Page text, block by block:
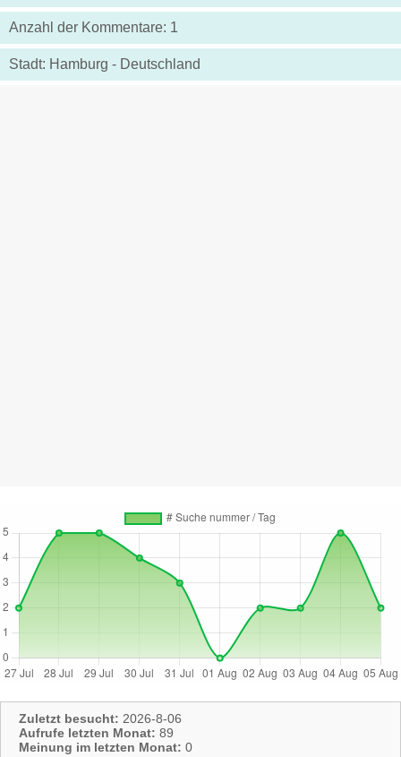
Anzahl der Kommentare: 1
Stadt: Hamburg - Deutschland
Zuletzt besucht: 2026-8-06
Aufrufe letzten Monat: 89
Meinung im letzten Monat: 0